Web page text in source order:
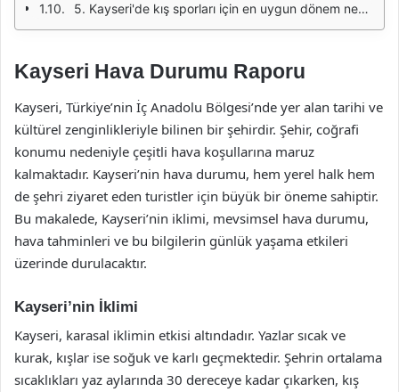
5. Kayseri'de kış sporları için en uygun dönem nedir?
Kayseri Hava Durumu Raporu
Kayseri, Türkiye’nin İç Anadolu Bölgesi’nde yer alan tarihi ve
kültürel zenginlikleriyle bilinen bir şehirdir. Şehir, coğrafi
konumu nedeniyle çeşitli hava koşullarına maruz
kalmaktadır. Kayseri’nin hava durumu, hem yerel halk hem
de şehri ziyaret eden turistler için büyük bir öneme sahiptir.
Bu makalede, Kayseri’nin iklimi, mevsimsel hava durumu,
hava tahminleri ve bu bilgilerin günlük yaşama etkileri
üzerinde durulacaktır.
Kayseri’nin İklimi
Kayseri, karasal iklimin etkisi altındadır. Yazlar sıcak ve
kurak, kışlar ise soğuk ve karlı geçmektedir. Şehrin ortalama
sıcaklıkları yaz aylarında 30 dereceye kadar çıkarken, kış